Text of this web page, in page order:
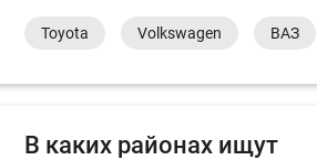
Toyota Volkswagen ВАЗ
В каких районах ищут